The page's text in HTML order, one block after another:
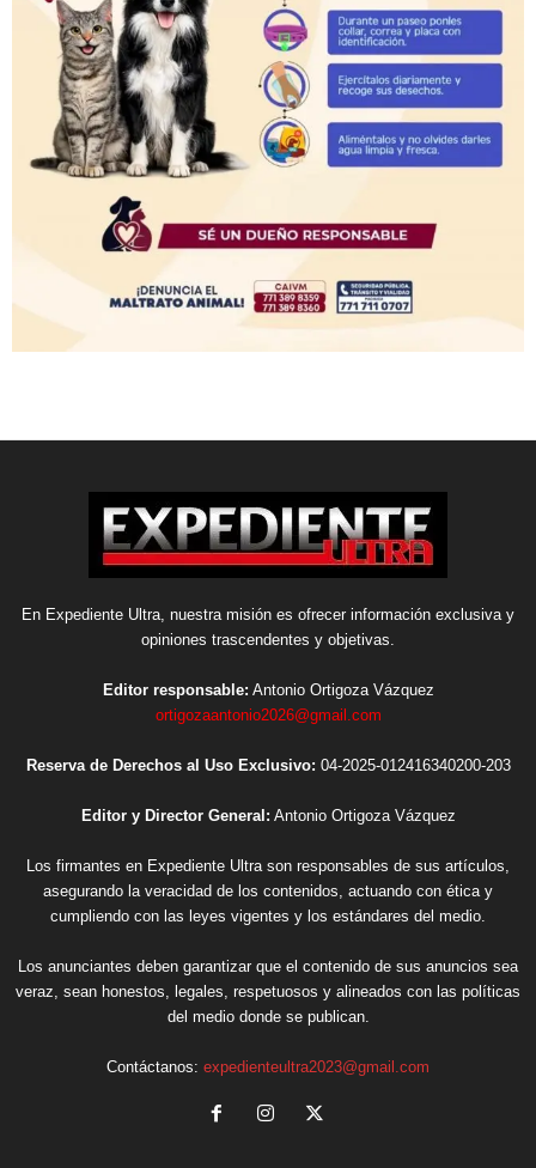
En Expediente Ultra, nuestra misión es ofrecer información exclusiva y
opiniones trascendentes y objetivas.
Editor responsable: Antonio Ortigoza Vázquez
ortigozaantonio2026@gmail.com
Reserva de Derechos al Uso Exclusivo: 04-2025-012416340200-203
Editor y Director General: Antonio Ortigoza Vázquez
Los firmantes en Expediente Ultra son responsables de sus artículos,
asegurando la veracidad de los contenidos, actuando con ética y
cumpliendo con las leyes vigentes y los estándares del medio.
Los anunciantes deben garantizar que el contenido de sus anuncios sea
veraz, sean honestos, legales, respetuosos y alineados con las políticas
del medio donde se publican.
Contáctanos: expedienteultra2023@gmail.com